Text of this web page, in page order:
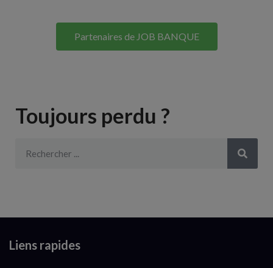
Partenaires de JOB BANQUE
Toujours perdu ?
Liens rapides